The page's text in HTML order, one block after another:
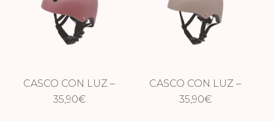
CASCO CON LUZ –
CHERRY
35,90€
CASCO CON LUZ –
TAUPE
35,90€